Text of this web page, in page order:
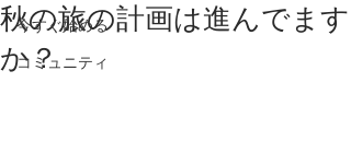
今すぐ始める
コミュニティ
秋の旅の計画は進んでます
か？